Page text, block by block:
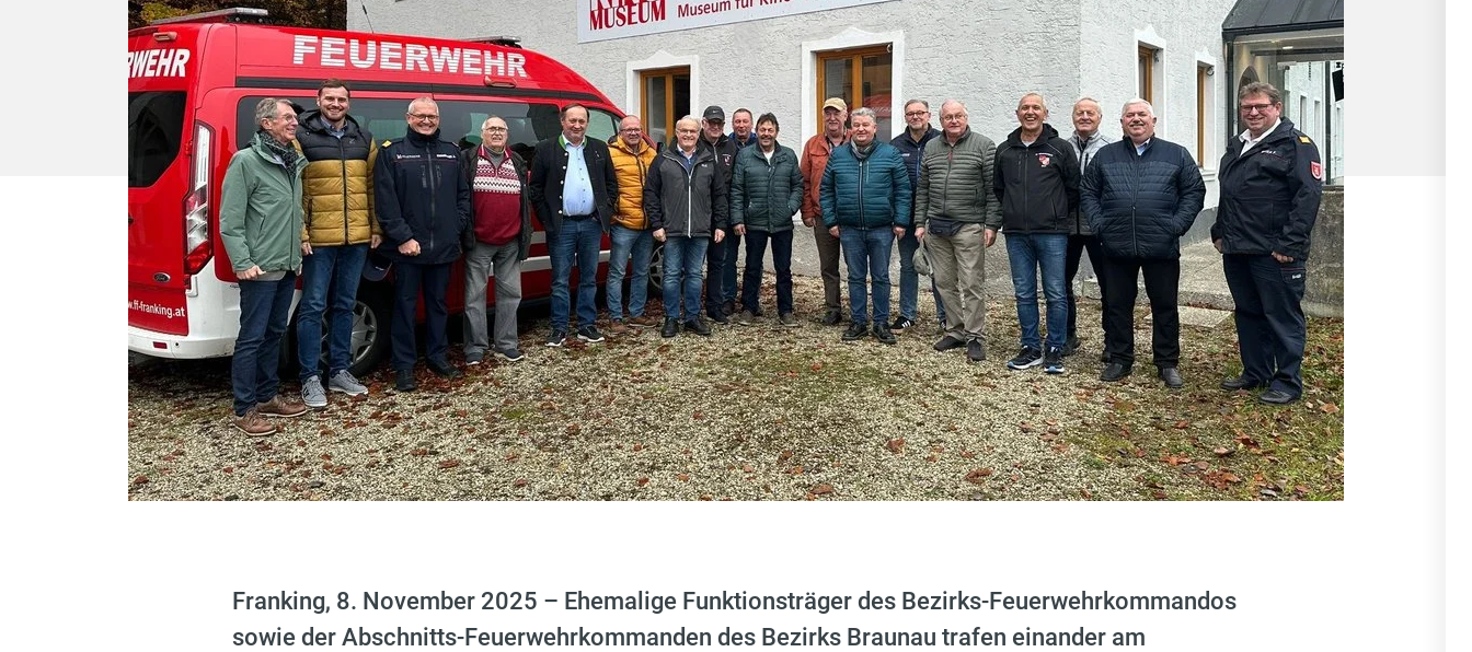
Franking, 8. November 2025 – Ehemalige Funktionsträger des Bezirks-Feuerwehrkommandos
sowie der Abschnitts-Feuerwehrkommanden des Bezirks Braunau trafen einander am